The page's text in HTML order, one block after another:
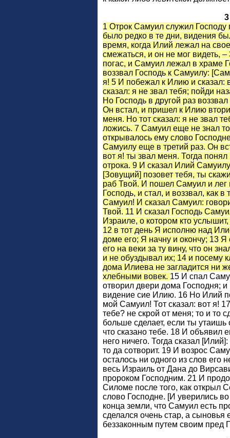
3
1 Отрок Самуил служил
было редко в те дни, видения
время, когда Илий лежал на
смежаться, и он не мог видеть,
погас, и Самуил лежал в храме
воззвал Господь к Самуилу:
я! 5 И побежал к Илию и сказал:
сказал: я не звал тебя; пойди
Но Господь в другой раз
Он встал, и пришел к Илию
меня. Но тот сказал: я не звал
ложись. 7 Самуил еще не знал
открывалось ему слово
Самуилу еще в третий раз. Он
вот я! ты звал меня. Тогда
отрока. 9 И сказал Илий
[Зовущий] позовет тебя, ты
раб Твой. И пошел Самуил и
Господь, и стал, и воззвал, как
Самуил! И сказал Самуил:
Твой. 11 И сказал Господь
Израиле, о котором кто
12 в тот день Я исполню над
доме его; Я начну и окончу; 13
его на веки за ту вину, что он
и не обуздывал их; 14 и посему
дома Илиева не загладится ни
хлебными вовек. 15 И спал
отворил двери дома Господня;
видение сие Илию. 16 Но Илий
мой Самуил! Тот сказал: вот я!
тебе? не скрой от меня; то и то
больше сделает, если ты утаишь
что сказано тебе. 18 И объявил
него ничего. Тогда сказал
то да сотворит. 19 И возрос
осталось ни одного из слов его
весь Израиль от Дана до
пророком Господним. 21 И
Силоме после того, как открыл
слово Господне. [И уверились
конца земли, что Самуил есть
сделался очень стар, а сыновья
беззаконным путем своим пред